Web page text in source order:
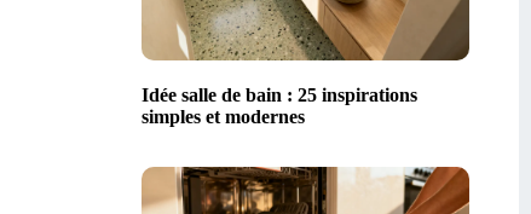
Idée salle de bain : 25 inspirations
simples et modernes